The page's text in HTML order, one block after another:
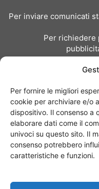
Per fornire le migliori
cookie per archiviare e/o
dispositivo. Il consenso a
elaborare dati come il
univoci su questo sito. Il
consenso potrebbero
caratteristiche e funzioni.
Per inviare comunicati
Per richiedere
Chi siamo I Nostri Clienti